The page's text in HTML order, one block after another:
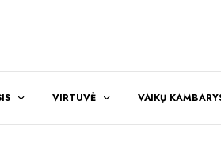
VIRTUVĖ VAIKŲ